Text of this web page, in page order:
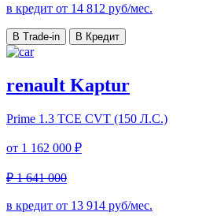
в кредит от 14 812 руб/мес.
В Trade-in В Кредит
renault Kaptur
Prime 1.3 TCE CVT (150 Л.С.)
от 1 162 000 ₽
₽ 1 641 000
в кредит от 13 914 руб/мес.